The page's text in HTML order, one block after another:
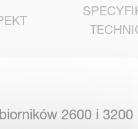
2600 i 3200